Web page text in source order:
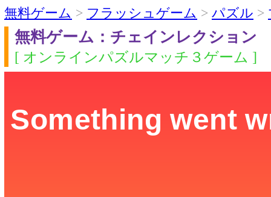
無料ゲーム > フラッシュゲーム > パズル >
無料ゲーム：チェインレクション
[ オンラインパズルマッチ３ゲーム ]